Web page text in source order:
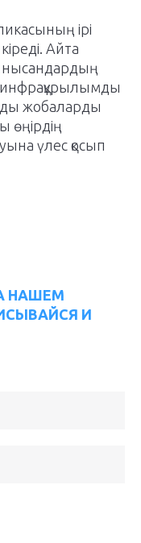
ірі
Айта
нысандардың
инфрақұрылымды
жобаларды
өңірдің
үлес қосып
НАШЕМ
И